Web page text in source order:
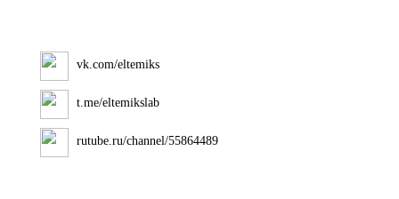
vk.com/eltemiks
t.me/eltemikslab
rutube.ru/channel/55864489